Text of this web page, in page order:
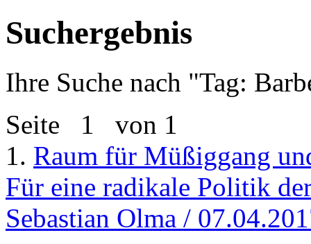
Suchergebnis
Ihre Suche nach "Tag:
Seite 1 von 1
1. Raum für Müßiggang
Für eine radikale Politik
Sebastian Olma /